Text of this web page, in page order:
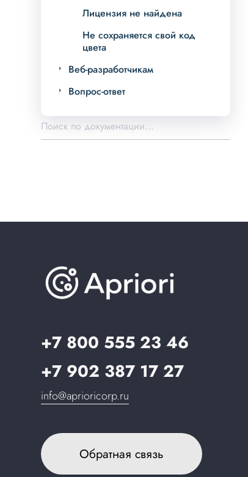
Лицензия не найдена
Не сохраняется свой код
цвета
Веб-разработчикам
Вопрос-ответ
+7 800 555 23 46
+7 902 387 17 27
info@aprioricorp.ru
Обратная связь